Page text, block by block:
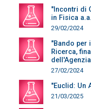
"Incontri di
in Fisica
29/02/2024
"Bando per
Ricerca,
27/02/2024
"Euclid: Un
21/03/2025